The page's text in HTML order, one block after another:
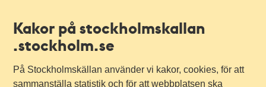
Kakor på stockholmskallan
.stockholm.se
På Stockholmskällan använder vi kakor, cookies, för att
sammanställa statistik och för att webbplatsen ska